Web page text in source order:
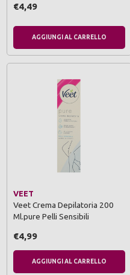
€4,49
AGGIUNGI AL CARRELLO
VEET
Veet Crema Depilatoria 200
Ml.pure Pelli Sensibili
€4,99
AGGIUNGI AL CARRELLO